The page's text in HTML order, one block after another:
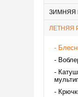
ЗИМНЯЯ
ЛЕТНЯЯ